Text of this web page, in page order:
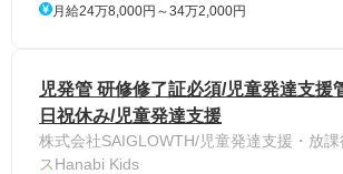
月給24万8,000円～34万2,000円
児発管 研修修了証必須/児童発達支援
日祝休み/児童発達支援
株式会社SAIGLOWTH/児童発達支援・放
スHanabi Kids